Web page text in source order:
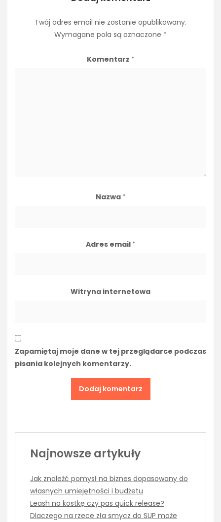
Twój adres email nie zostanie opublikowany.
Wymagane pola są oznaczone *
Komentarz *
Nazwa *
Adres email *
Witryna internetowa
Zapamiętaj moje dane w tej przeglądarce podczas
pisania kolejnych komentarzy.
Najnowsze artykuły
Jak znaleźć pomysł na biznes dopasowany do
własnych umiejętności i budżetu
Leash na kostkę czy pas quick release?
Dlaczego na rzece zła smycz do SUP może